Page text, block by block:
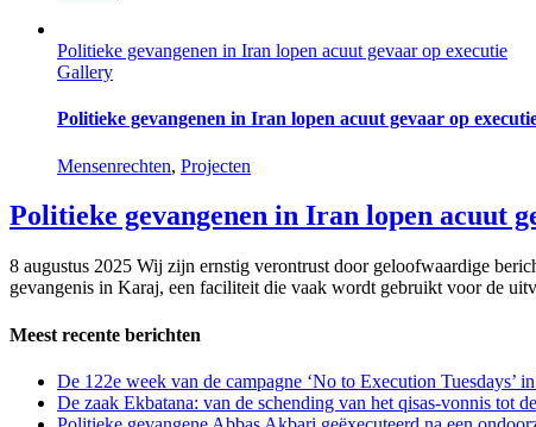
Politieke gevangenen in Iran lopen acuut gevaar op executie
Gallery
Politieke gevangenen in Iran lopen acuut gevaar op
Mensenrechten, Projecten
Politieke gevangenen in Iran lopen acuut
8 augustus 2025 Wij zijn ernstig verontrust door geloofwaardige
gevangenis in Karaj, een faciliteit die vaak wordt gebruikt voor de
Meest recente berichten
De 122e week van de campagne ‘No to Execution Tuesdays’
De zaak Ekbatana: van de schending van het qisas-vonnis tot